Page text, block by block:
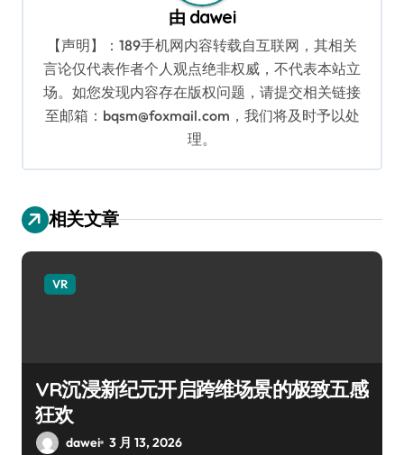
由 dawei
【声明】：189手机网内容转载自互联网，其相关
言论仅代表作者个人观点绝非权威，不代表本站立
场。如您发现内容存在版权问题，请提交相关链接
至邮箱：bqsm@foxmail.com，我们将及时予以处
理。
相关文章
VR
VR沉浸新纪元开启跨维场景的极致五感
狂欢
dawei 3 月 13, 2026